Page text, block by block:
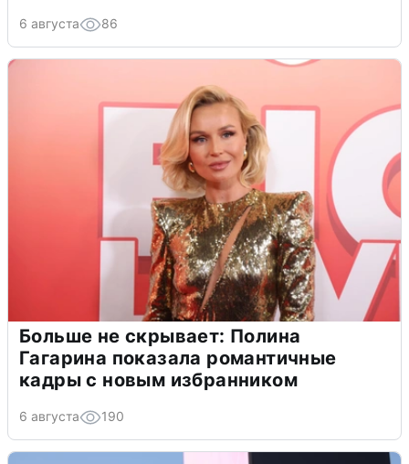
6 августа 86
Больше не скрывает: Полина
Гагарина показала романтичные
кадры с новым избранником
6 августа 190